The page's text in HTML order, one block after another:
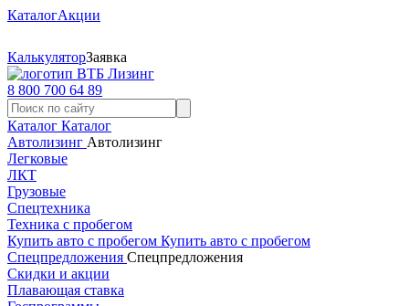
КаталогАкции
КалькуляторЗаявка
8 800 700 64 89
Каталог Каталог
Автолизинг Автолизинг
Легковые
ЛКТ
Грузовые
Спецтехника
Техника с пробегом
Купить авто с пробегом Купить авто с пробегом
Спецпредложения Спецпредложения
Скидки и акции
Плавающая ставка